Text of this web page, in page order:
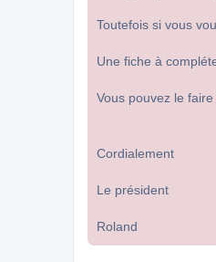
Toutefois si vous
Une fiche à
Vous pouvez le faire
Cordialement
Le président
Roland